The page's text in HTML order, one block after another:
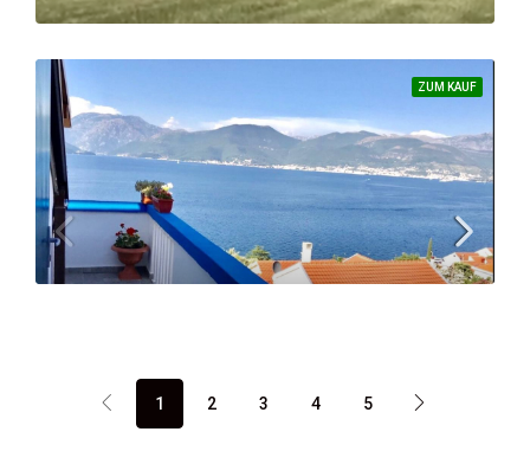
65
Überragendes Grundstück – eine große ebene Fläche am Stück
GRUNDSTÜCK
ZUM KAUF
1 2 3 4 5